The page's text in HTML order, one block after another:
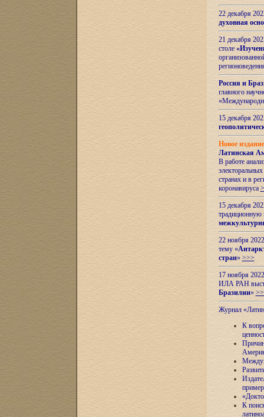
22 декабря
духовная
21 декабря
столе
Россия и
главного
15 декабря
Новое
Латинская
В работе
странах и в
коронавируса
15 декабря
22 ноября
тему «
стран» >>>
17 ноября
ИЛА РАН
Бразилии»
Журнал
К
К